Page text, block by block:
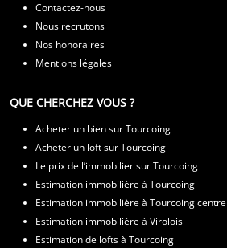
Contactez-nous
Nous recrutons
Nos honoraires
Mentions légales
QUE CHERCHEZ VOUS ?
Acheter un bien sur Tourcoing
Acheter un loft sur Tourcoing
Le prix de l’immobilier sur Tourcoing
Estimation immobilière à Tourcoing
Estimation immobilière à Tourcoing centre
Estimation immobilière à Virolois
Estimation de lofts à Tourcoing